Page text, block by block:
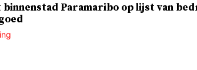
binnenstad Paramaribo op lijst van